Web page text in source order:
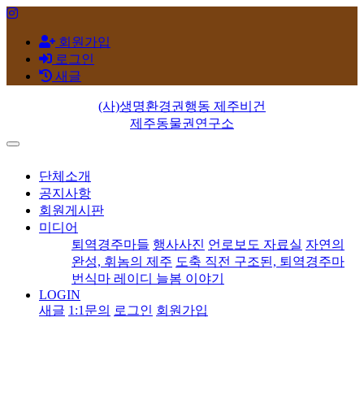
회원가입
로그인
새글
(사)생명환경권행동 제주비건
제주동물권연구소
단체소개
공지사항
회원게시판
미디어
퇴역경주마들 행사사진 언로보도 자료실 자연의
완성, 휘놈의 제주 도축 직전 구조된, 퇴역경주마
번식마 레이디 늘봄 이야기
LOGIN
새글 1:1문의 로그인 회원가입